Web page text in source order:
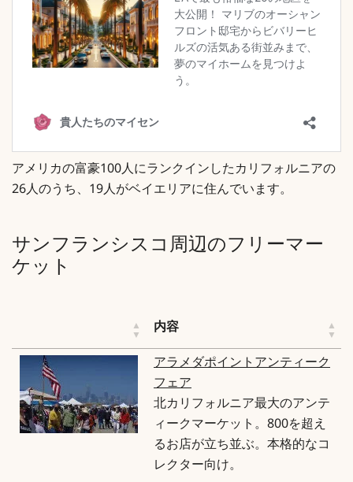
アメリカの富豪100人にランクインしたカリフォルニアの
26人のうち、19人がベイエリアに住んでいます。
サンフランシスコ周辺のフリーマー
ケット
内容
アラメダポイントアンティーク
フェア
北カリフォルニア最大のアンテ
ィークマーケット。800を超え
るお店が立ち並ぶ。本格的なコ
レクター向け。